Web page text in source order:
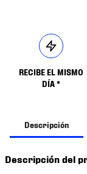
RECIBE EL MISMO
DÍA *
Descripción
Descripción del